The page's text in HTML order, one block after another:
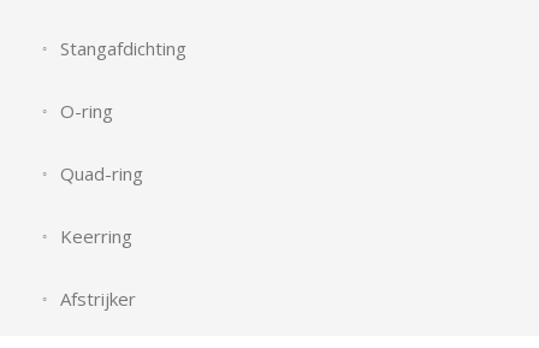
Stangafdichting
O-ring
Quad-ring
Keerring
Afstrijker